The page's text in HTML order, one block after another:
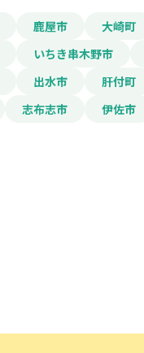
鹿屋市 大崎町
いちき串木野市
出水市 肝付町
志布志市 伊佐市
号
資料ダウンロード」